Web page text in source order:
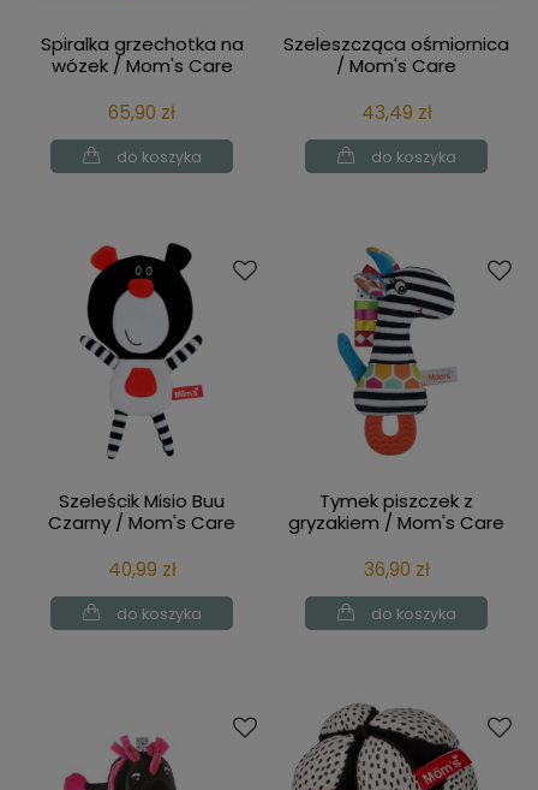
Spiralka grzechotka na
wózek / Mom's Care
65,90 zł
do koszyka
Szeleszcząca ośmiornica
/ Mom's Care
43,49 zł
do koszyka
Szeleścik Misio Buu
Czarny / Mom's Care
40,99 zł
do koszyka
Tymek piszczek z
gryzakiem / Mom's Care
36,90 zł
do koszyka